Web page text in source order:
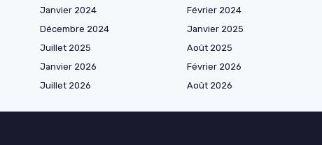
Janvier 2024 Février 2024
Décembre 2024
Janvier 2025
Juillet 2025
Août 2025
Janvier 2026
Février 2026
Juillet 2026
Août 2026